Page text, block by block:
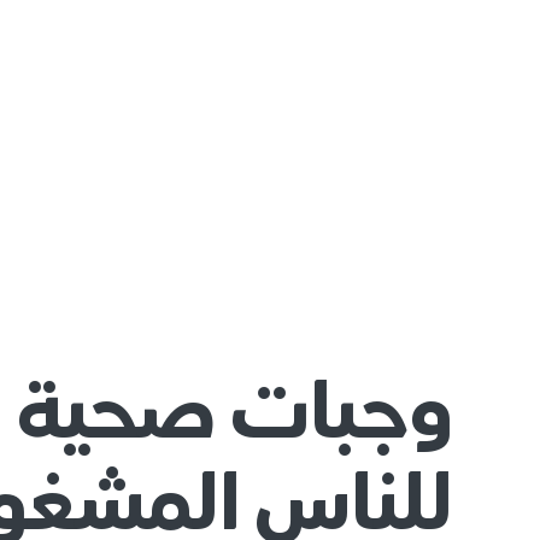
وجبات صحية
للناس